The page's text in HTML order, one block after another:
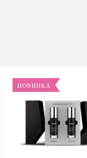
НОВИНКА